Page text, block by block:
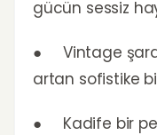
gücün sessiz
● Vintage
artan sofistike
● Kadife bir